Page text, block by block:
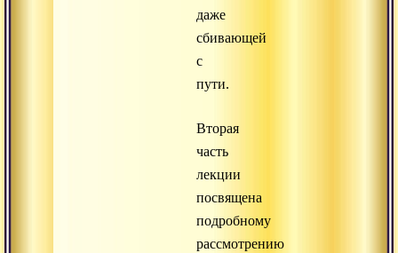
даже
сбивающей
с
пути.
Вторая
часть
лекции
посвящена
подробному
рассмотрению